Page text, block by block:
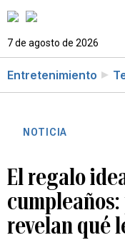
7 de agosto de 2026
Entretenimiento
NOTICIA
El regalo
revelan qué